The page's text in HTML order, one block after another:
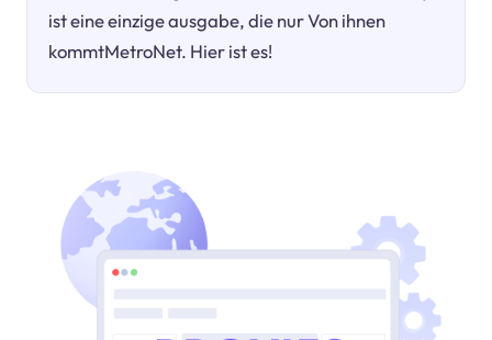
ist eine einzige ausgabe, die nur Von ihnen
kommtMetroNet. Hier ist es!